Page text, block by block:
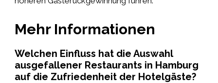
Mehr Informationen
Welchen Einfluss hat die Auswahl
ausgefallener Restaurants in Hamburg
auf die Zufriedenheit der Hotelgäste?